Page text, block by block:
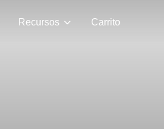
Recursos Carrito